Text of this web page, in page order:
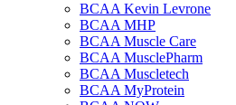
BCAA Kevin Levrone
BCAA MHP
BCAA Muscle Care
BCAA MusclePharm
BCAA Muscletech
BCAA MyProtein